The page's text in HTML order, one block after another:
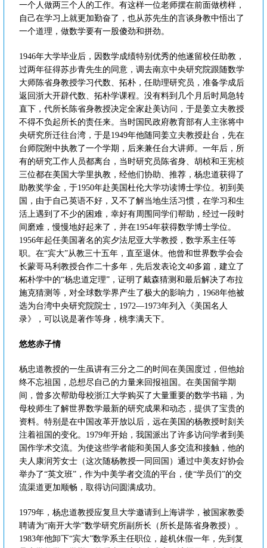
一个人做两三个人的工作。有这样一位老师摆在前面做榜样，
自己在学习上就更加勤奋了，也从苏先生的言谈身教中悟出了
一个道理，做数学要有一股傻劲和拼劲。
1946年大学毕业后，因数学成绩特别优秀的他遂留校任助教，
过两年征得苏步青先生的同意，调去南京中央研究院跟随数学
大师陈省身教授学习代数、拓朴，任助理研究员，准备学成后
返回浙大开辟代数、拓朴学课程。没有料到几个月后时局急转
直下，代所长陈省身教授决定全家赴美访问，于是姜立夫教授
不得不负起所长的责任来。当时国民政府教育部有人主张将中
央研究所迁往台湾，于是1949年他随同姜立夫教授赴台，先在
台师院附中执教了一个学期，后来兼任台大讲师。一年后，所
有的研究工作人员都离台，当时研究员陈省身、胡桢和王宪桢
三位都在美国大学里执教，经他们协助、推荐，杨忠道获得了
助教奖学金，于1950年赴美国杜伦大学功读博士学位。初到美
国，由于自己英语不好，又不了解当地生活习惯，在学习和生
活上遇到了不少的困难，幸好有周围同学们帮助，经过一段时
间磨难，慢慢地好起来了，并在1954年获得数学博士学位。
1956年起任美国著名的宾夕法尼亚大学教授，数学系主任等
职。在“宾大”从教三十五年，直至退休。他曾和世界数学会会
长蒙哥马利教授合作二十多年，先后发表论文40多篇，建立了
柘朴学中的“杨忠道定理”，证明了戴森猜测和最后解决了布拉
施克猜测等，对全球数学界产生了极大的影响力，1968年他被
选为台湾中央研究院院士，1972—1973年列入《美国名人
录》，可以说是著作等身，桃李满天下。
悠悠赤子情
杨忠道教授的一生虽讲有三分之二的时间在美国度过，但他始
终不忘祖国，总想尽自己的力量来回报祖国。在美国留学期
间，曾多次帮助母校浙江大学购买了大量重要的数学书籍，为
母校师生了解世界数学最新的研究成果和动态，提供了宝贵的
资料。特别是在中国改革开放以后，远在美国的杨教授时刻关
注着祖国的变化。1979年开始，我国派出了许多访问学者到美
国作学术交流。为使这些学者能和美国人多交流和接触，他的
夫人康润芳女士（这次随杨教授一同回国）通过中美友好协会
举办了“英文班”，作为中美学者交流的平台，使“学员们”的交
流渠道更加顺畅，取得访问圆满成功。
1979年，杨忠道教授应复旦大学邀请到上海讲学，被国家教委
聘请为“南开大学”数学研究所副所长（所长是陈省身教授）。
1983年他卸下“宾大”数学系主任职位，趁机休假一年，先到复